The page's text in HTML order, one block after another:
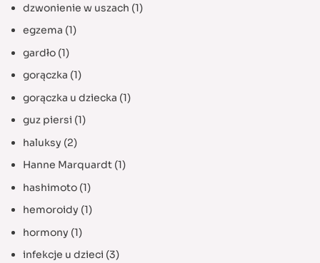
dzwonienie w uszach (1)
egzema (1)
gardło(1)
gorączka (1)
gorączka u dziecka (1)
guz piersi (1)
haluksy (2)
Hanne Marquardt(1)
hashimoto(1)
hemoroidy (1)
hormony (1)
infekcje u dzieci (3)